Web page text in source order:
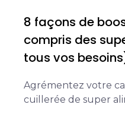
8 façons de
compris des
tous vos
Agrémentez votre
cuillerée de super